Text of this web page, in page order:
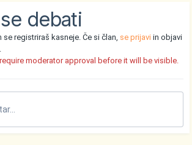
debati
registriraš kasneje. Če si član, se prijavi in objavi
moderator approval before it will be visible.